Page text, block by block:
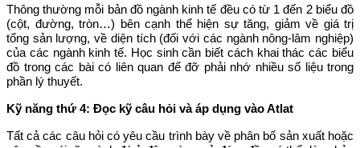
Thông thường mỗi bản đồ ngành kinh tế đều có từ 1 đến 2 biểu đồ
(cột, đường, tròn…) bên cạnh thể hiện sự tăng, giảm về giá trị
tổng sản lượng, về diện tích (đối với các ngành nông-lâm nghiệp)
của các ngành kinh tế. Học sinh cần biết cách khai thác các biểu
đồ trong các bài có liên quan để đỡ phải nhớ nhiều số liệu trong
phần lý thuyết.
Kỹ năng thứ 4: Đọc kỹ câu hỏi và áp dụng vào Atlat
Tất cả các câu hỏi có yêu cầu trình bày về phân bố sản xuất hoặc